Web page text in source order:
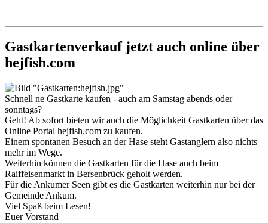
Gastkartenverkauf jetzt auch online über
hejfish.com
Schnell ne Gastkarte kaufen - auch am Samstag abends oder
sonntags?
Geht! Ab sofort bieten wir auch die Möglichkeit Gastkarten über das
Online Portal hejfish.com zu kaufen.
Einem spontanen Besuch an der Hase steht Gastanglern also nichts
mehr im Wege.
Weiterhin können die Gastkarten für die Hase auch beim
Raiffeisenmarkt in Bersenbrück geholt werden.
Für die Ankumer Seen gibt es die Gastkarten weiterhin nur bei der
Gemeinde Ankum.
Viel Spaß beim Lesen!
Euer Vorstand